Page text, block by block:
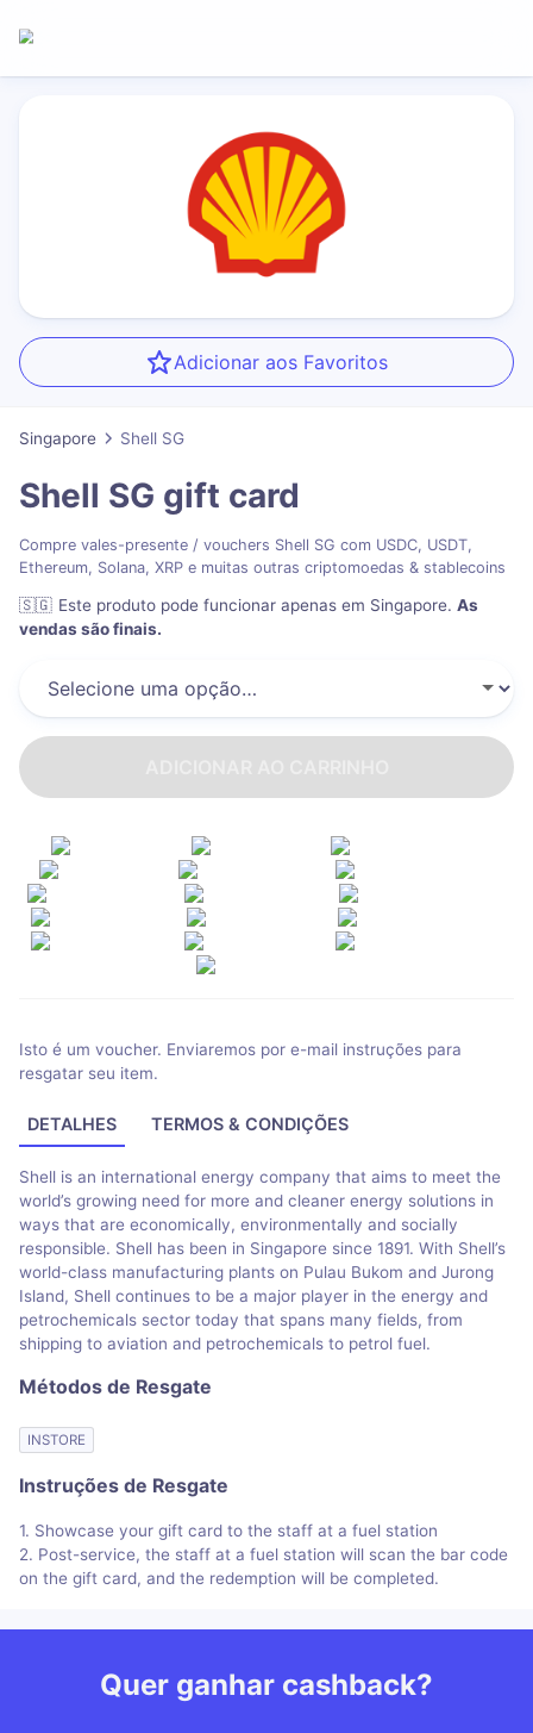
Adicionar aos Favoritos
Singapore Shell SG
Shell SG gift card
Compre vales-presente / vouchers Shell SG com USDC, USDT,
Ethereum, Solana, XRP e muitas outras criptomoedas & stablecoins
🇸🇬 Este produto pode funcionar apenas em Singapore. As
vendas são finais.
Isto é um voucher. Enviaremos por e-mail instruções para
resgatar seu item.
DETALHES TERMOS & CONDIÇÕES
Shell is an international energy company that aims to meet the
world’s growing need for more and cleaner energy solutions in
ways that are economically, environmentally and socially
responsible. Shell has been in Singapore since 1891. With Shell’s
world-class manufacturing plants on Pulau Bukom and Jurong
Island, Shell continues to be a major player in the energy and
petrochemicals sector today that spans many fields, from
shipping to aviation and petrochemicals to petrol fuel.
Métodos de Resgate
INSTORE
Instruções de Resgate
1. Showcase your gift card to the staff at a fuel station
2. Post-service, the staff at a fuel station will scan the bar code
on the gift card, and the redemption will be completed.
Quer ganhar cashback?